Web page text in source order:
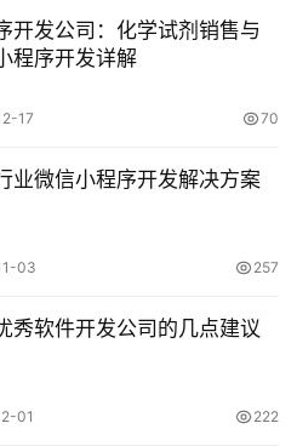
开发公司：化学试剂销售与
程序开发详解
17 70
业微信小程序开发解决方案
03 257
秀软件开发公司的几点建议
01 222